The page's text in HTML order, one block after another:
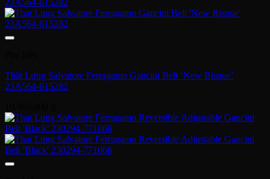
Thắt Lưng Salvatore Ferragamo Gancini Belt ‘New Bisque’
23A564-615282